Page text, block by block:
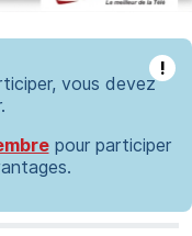
!
vous devez
pour participer